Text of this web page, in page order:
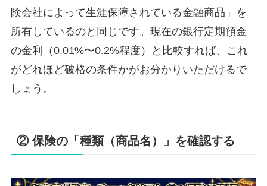
険会社によって生涯保障されている金融商品」を
所有しているのと同じです。現在の銀行定期預金
の金利（0.01%〜0.2%程度）と比較すれば、これ
がどれほど破格の条件かがお分かりいただけるで
しょう。
② 保険の「種類（商品名）」を確認する